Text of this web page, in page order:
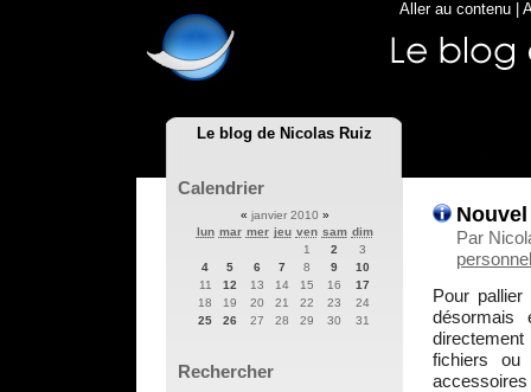
Le blog de Nicolas Ruiz
Aller au contenu
Par
Pour
fichiers ou
accessoires
Calendrier
« janvier 2010 »
lun mar mer jeu ven sam dim
1
2
3
4
5 6 7 8 9
10
11
12 13 14 15 16
17
18
19 20 21 22 23
24
25
26 27 28 29 30 31
Rechercher